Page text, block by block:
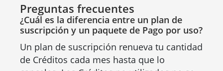
Preguntas frecuentes
¿Cuál es la diferencia entre un plan de
suscripción y un paquete de Pago por uso?
Un plan de suscripción renueva tu cantidad
de Créditos cada mes hasta que lo